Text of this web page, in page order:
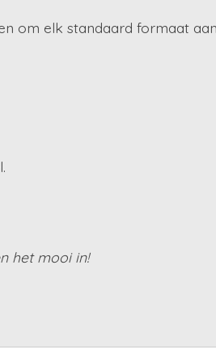
om elk standaard formaat
het mooi in!